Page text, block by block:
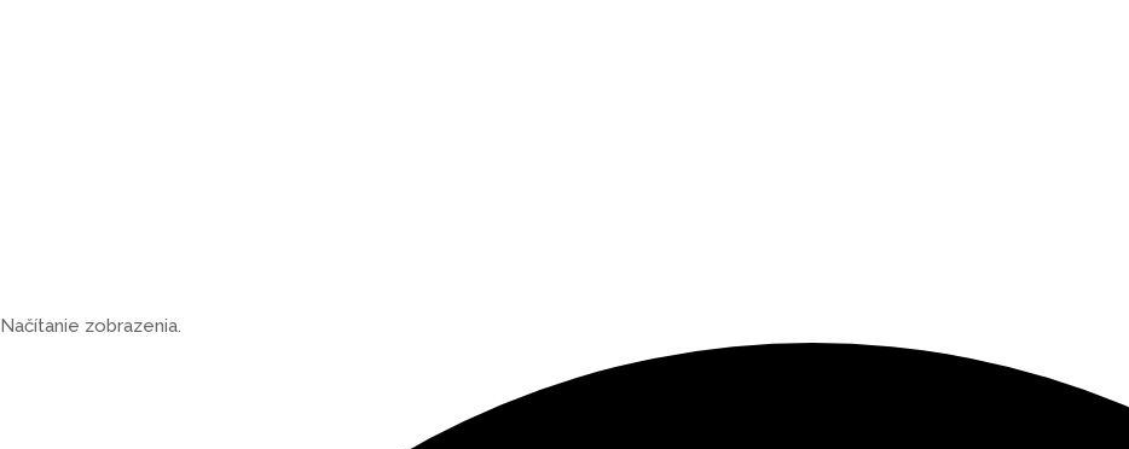
Načítanie zobrazenia.